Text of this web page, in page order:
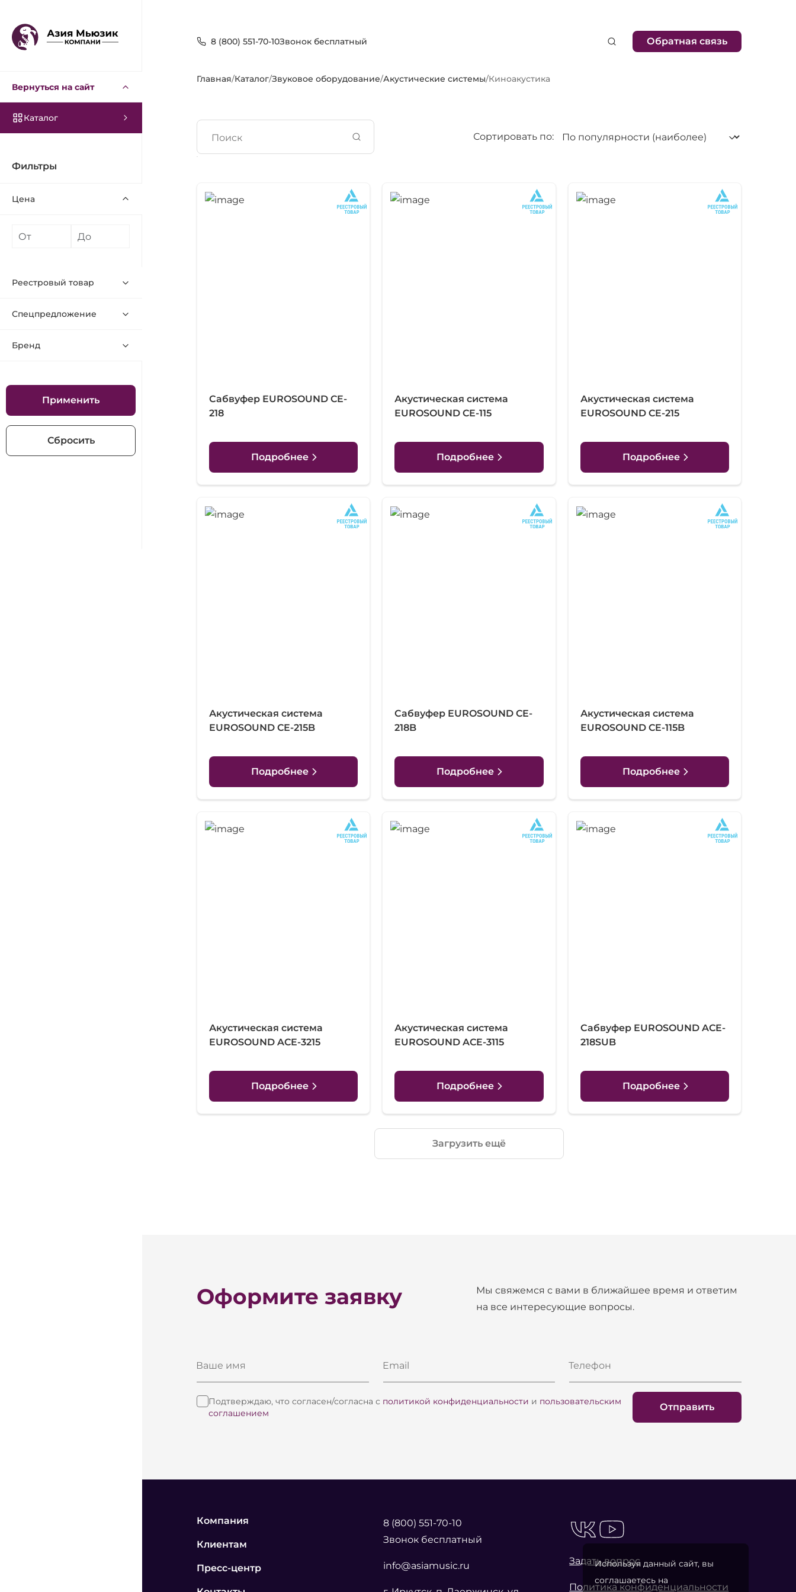
Вернуться на сайт
Каталог
Фильтры
Цена
Реестровый товар
Спецпредложение
Бренд
Применить
Сбросить
8 (800) 551-70-10Звонок бесплатный Обратная связь
Главная/Каталог/Звуковое оборудование/Акустические системы/Киноакустика
Поиск Сортировать по:
Сабвуфер EUROSOUND CE-
218
Подробнее
Акустическая система
EUROSOUND CE-115
Подробнее
Акустическая система
EUROSOUND CE-215
Подробнее
Акустическая система
EUROSOUND CE-215B
Подробнее
Сабвуфер EUROSOUND CE-
218B
Подробнее
Акустическая система
EUROSOUND CE-115B
Подробнее
Акустическая система
EUROSOUND ACE-3215
Подробнее
Акустическая система
EUROSOUND ACE-3115
Подробнее
Сабвуфер EUROSOUND ACE-
218SUB
Подробнее
Загрузить ещё
Оформите заявку
Мы свяжемся с вами в ближайшее время и ответим
на все интересующие вопросы.
Ваше имя Email Телефон
Подтверждаю, что согласен/согласна с политикой конфиденциальности и пользовательским
соглашением
Отправить
Компания
Клиентам
Пресс-центр
8 (800) 551-70-10
Звонок бесплатный
info@asiamusic.ru Задать вопрос
Политика конфиденциальности
Используя данный сайт, вы
соглашаетесь на